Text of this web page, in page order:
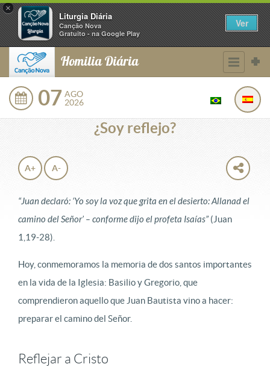
×
Liturgia Diária
Canção Nova
Gratuito - na Google Play
Ver
Homilia Diária
07 AGO
2026
¿Soy reflejo?
A+ A-
“Juan declaró: ‘Yo soy la voz que grita en el desierto: Allanad el
camino del Señor’ – conforme dijo el profeta Isaías”(Juan
1,19-28).
Hoy, conmemoramos la memoria de dos santos importantes
en la vida de la Iglesia: Basilio y Gregorio, que
comprendieron aquello que Juan Bautista vino a hacer:
preparar el camino del Señor.
Reflejar a Cristo